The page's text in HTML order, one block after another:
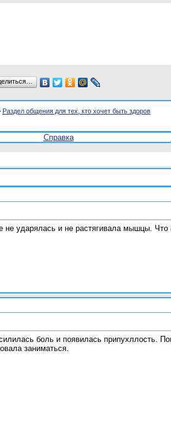
Раздел общения для тех, кто хочет быть здоров
Справка
не ударялась и не растягивала мышцы.
боль и появилась припухллость.
заниматься.